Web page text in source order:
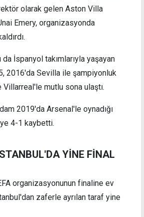
olarak gelen Aston Villa
Emery, organizasyonda
İspanyol takımlarıyla yaşayan
2016'da Sevilla ile şampiyonluk
mutlu sona ulaştı.
2019'da Arsenal'le oynadığı
4-1 kaybetti.
YİNE FİNAL
organizasyonunun finaline ev
zaferle ayrılan taraf yine